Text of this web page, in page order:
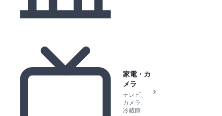
家電・カ
メラ
テレビ、
カメラ、
冷蔵庫